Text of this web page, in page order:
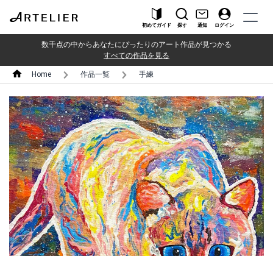
初めてガイド 探す 通知 ログイン
数千点の中からあなたにぴったりのアート作品が見つかる
すべての作品を見る
Home 作品一覧 手練